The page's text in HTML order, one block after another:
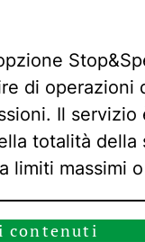
di operazioni
Il servizio
totalità della
limiti massimi
contenuti